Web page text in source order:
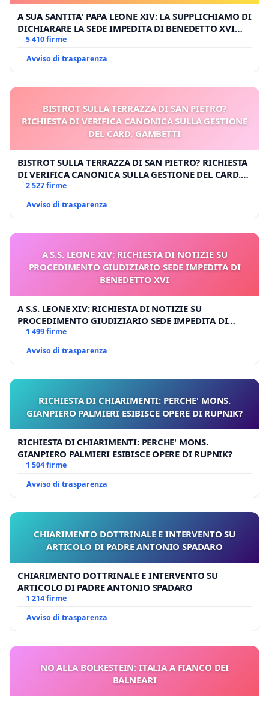
A SUA SANTITA' PAPA LEONE XIV: LA SUPPLICHIAMO DI
DICHIARARE LA SEDE IMPEDITA DI BENEDETTO XVI
E/O DI FAR APRIRE IL RELATIVO PROCESSO
5 410 firme
Avviso di trasparenza
BISTROT SULLA TERRAZZA DI SAN PIETRO?
RICHIESTA DI VERIFICA CANONICA SULLA GESTIONE
DEL CARD. GAMBETTI
BISTROT SULLA TERRAZZA DI SAN PIETRO? RICHIESTA
DI VERIFICA CANONICA SULLA GESTIONE DEL CARD.
GAMBETTI
2 527 firme
Avviso di trasparenza
A S.S. LEONE XIV: RICHIESTA DI NOTIZIE SU
PROCEDIMENTO GIUDIZIARIO SEDE IMPEDITA DI
BENEDETTO XVI
A S.S. LEONE XIV: RICHIESTA DI NOTIZIE SU
PROCEDIMENTO GIUDIZIARIO SEDE IMPEDITA DI
BENEDETTO XVI
1 499 firme
Avviso di trasparenza
RICHIESTA DI CHIARIMENTI: PERCHE' MONS.
GIANPIERO PALMIERI ESIBISCE OPERE DI RUPNIK?
RICHIESTA DI CHIARIMENTI: PERCHE' MONS.
GIANPIERO PALMIERI ESIBISCE OPERE DI RUPNIK?
1 504 firme
Avviso di trasparenza
CHIARIMENTO DOTTRINALE E INTERVENTO SU
ARTICOLO DI PADRE ANTONIO SPADARO
CHIARIMENTO DOTTRINALE E INTERVENTO SU
ARTICOLO DI PADRE ANTONIO SPADARO
1 214 firme
Avviso di trasparenza
NO ALLA BOLKESTEIN: ITALIA A FIANCO DEI
BALNEARI